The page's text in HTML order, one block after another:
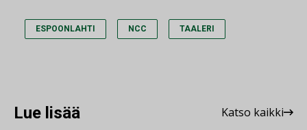
ESPOONLAHTI NCC TAALERI
Lue lisää Katso kaikki